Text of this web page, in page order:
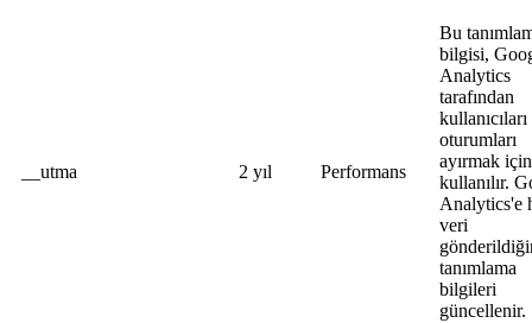
__utma 2 yıl Performans
Bu
bilgisi,
Analytics
tarafından
oturumları
ayırmak için
kullanılır.
Analytics'e
veri
tanımlama
bilgileri
güncellenir.